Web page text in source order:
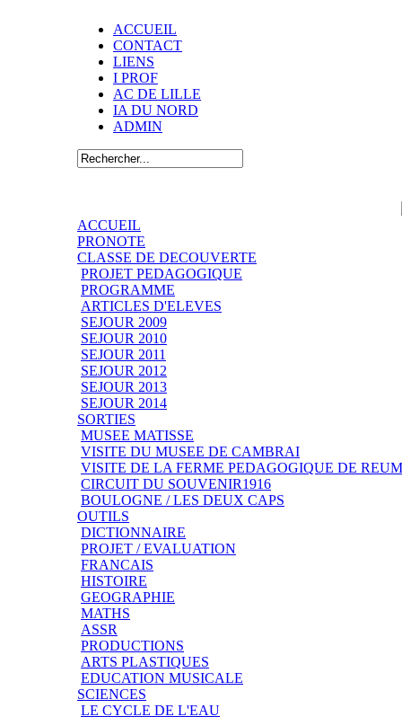
ACCUEIL
CONTACT
LIENS
I PROF
AC DE LILLE
IA DU NORD
ADMIN
ACCUEIL
PRONOTE
CLASSE DE DECOUVERTE
PROJET PEDAGOGIQUE
PROGRAMME
ARTICLES D'ELEVES
SEJOUR 2009
SEJOUR 2010
SEJOUR 2011
SEJOUR 2012
SEJOUR 2013
SEJOUR 2014
SORTIES
MUSEE MATISSE
VISITE DU MUSEE DE CAMBRAI
VISITE DE LA FERME PEDAGOGIQUE DE
CIRCUIT DU SOUVENIR1916
BOULOGNE / LES DEUX CAPS
OUTILS
DICTIONNAIRE
PROJET / EVALUATION
FRANCAIS
HISTOIRE
GEOGRAPHIE
MATHS
ASSR
PRODUCTIONS
ARTS PLASTIQUES
EDUCATION MUSICALE
SCIENCES
LE CYCLE DE L'EAU